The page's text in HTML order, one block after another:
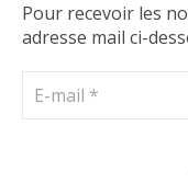
Pour recevoir les
adresse mail ci-